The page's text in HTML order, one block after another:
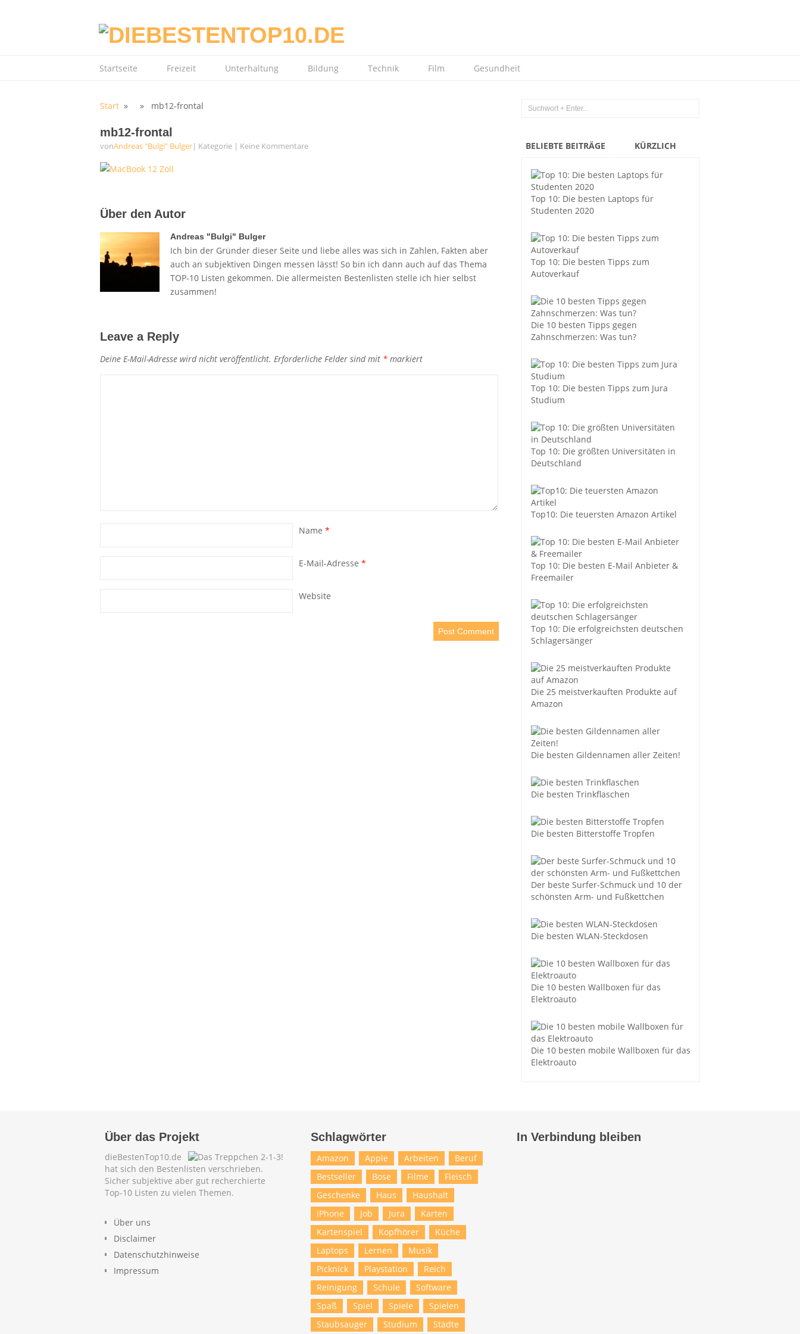
Startseite Freizeit Unterhaltung Bildung Technik Film Gesundheit
Start » » mb12-frontal
mb12-frontal
vonAndreas "Bulgi" Bulger| Kategorie | Keine Kommentare
Über den Autor
Andreas "Bulgi" Bulger
Ich bin der Gründer dieser Seite und liebe alles was sich in Zahlen, Fakten aber
auch an subjektiven Dingen messen lässt! So bin ich dann auch auf das Thema
TOP-10 Listen gekommen. Die allermeisten Bestenlisten stelle ich hier selbst
zusammen!
Leave a Reply
Deine E-Mail-Adresse wird nicht veröffentlicht. Erforderliche Felder sind mit * markiert
Name *
E-Mail-Adresse *
Website
BELIEBTE BEITRÄGE KÜRZLICH
Top 10: Die besten Laptops für
Studenten 2020
Top 10: Die besten Tipps zum
Autoverkauf
Die 10 besten Tipps gegen
Zahnschmerzen: Was tun?
Top 10: Die besten Tipps zum Jura
Studium
Top 10: Die größten Universitäten in
Deutschland
Top10: Die teuersten Amazon Artikel
Top 10: Die besten E-Mail Anbieter &
Freemailer
Top 10: Die erfolgreichsten deutschen
Schlagersänger
Die 25 meistverkauften Produkte auf
Amazon
Die besten Gildennamen aller Zeiten!
Die besten Trinkflaschen
Die besten Bitterstoffe Tropfen
Der beste Surfer-Schmuck und 10 der
schönsten Arm- und Fußkettchen
Die besten WLAN-Steckdosen
Die 10 besten Wallboxen für das
Elektroauto
Die 10 besten mobile Wallboxen für das
Elektroauto
Über das Projekt
dieBestenTop10.de
hat sich den Bestenlisten verschrieben.
Sicher subjektive aber gut recherchierte
Top-10 Listen zu vielen Themen.
Über uns
Disclaimer
Datenschutzhinweise
Impressum
Schlagwörter
Amazon Apple Arbeiten
Beruf
Bestseller
Bose Filme
Fleisch
Geschenke
Haus
Haushalt
iPhone
Job Jura
Karten
Kartenspiel
Kopfhörer
Küche
Laptops
Lernen
Musik
Picknick
Playstation
Reich
Reinigung
Schule
Software
Spaß
Spiel Spiele
Spielen
Staubsauger
Studium Städte
In Verbindung bleiben